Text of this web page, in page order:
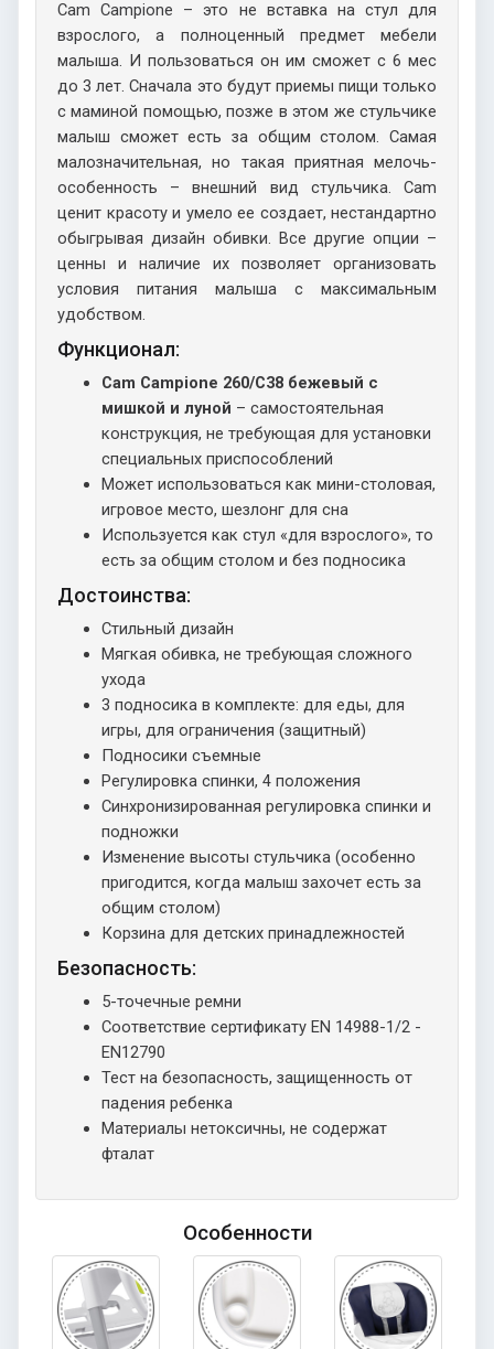
Cam Campione – это не вставка на стул для
взрослого, а полноценный предмет мебели
малыша. И пользоваться он им сможет с 6 мес
до 3 лет. Сначала это будут приемы пищи только
с маминой помощью, позже в этом же стульчике
малыш сможет есть за общим столом. Самая
малозначительная, но такая приятная мелочь-
особенность – внешний вид стульчика. Cam
ценит красоту и умело ее создает, нестандартно
обыгрывая дизайн обивки. Все другие опции –
ценны и наличие их позволяет организовать
условия питания малыша с максимальным
удобством.
Функционал:
Cam Campione 260/C38 бежевый с
мишкой и луной – самостоятельная
конструкция, не требующая для установки
специальных приспособлений
Может использоваться как мини-столовая,
игровое место, шезлонг для сна
Используется как стул «для взрослого», то
есть за общим столом и без подносика
Достоинства:
Стильный дизайн
Мягкая обивка, не требующая сложного
ухода
3 подносика в комплекте: для еды, для
игры, для ограничения (защитный)
Подносики съемные
Регулировка спинки, 4 положения
Синхронизированная регулировка спинки и
подножки
Изменение высоты стульчика (особенно
пригодится, когда малыш захочет есть за
общим столом)
Корзина для детских принадлежностей
Безопасность:
5-точечные ремни
Соответствие сертификату EN 14988-1/2 -
EN12790
Тест на безопасность, защищенность от
падения ребенка
Материалы нетоксичны, не содержат
фталат
Особенности